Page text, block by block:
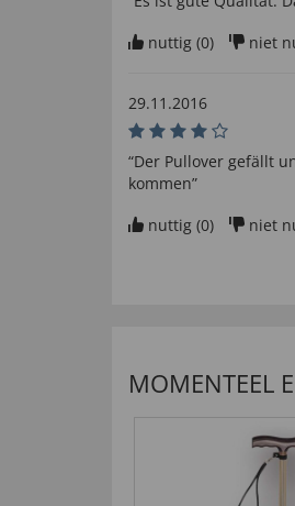
nuttig (0) niet
29.11.2016
“Der Pullover gefällt
kommen”
nuttig (0) niet
MOMENTEEL